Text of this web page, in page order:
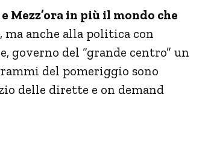
Mezz’ora in più il mondo che
ma anche alla politica con
del “grande centro” un
del pomeriggio sono
delle dirette e on demand